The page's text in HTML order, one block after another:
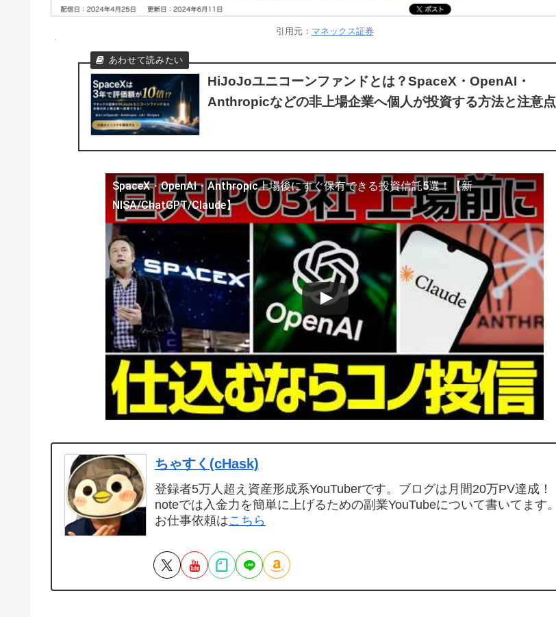
引用元： マネックス証券
HiJoJoユニコーンファンドとは？SpaceX・OpenAI・
Anthropicなどの非上場企業へ個人が投資する方法と注意点
SpaceX・OpenAI・Anthropic上場後にすぐ保有できる投資信託5選！【新
NISA/ChatGPT/Claude】
ちゃすく(cHask)
登録者5万人超え資産形成系YouTuberです。ブログは月間20万PV達成！
noteでは入金力を簡単に上げるための副業YouTubeについて書いてます。
お仕事依頼はこちら